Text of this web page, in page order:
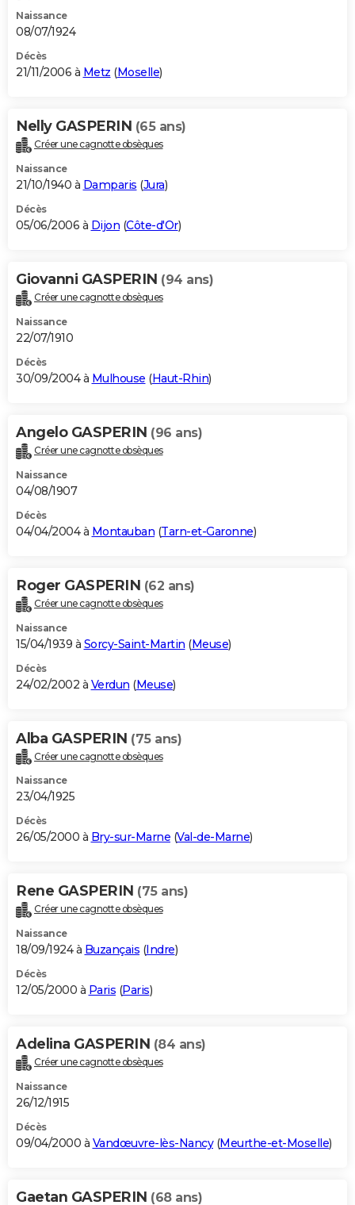
Naissance
08/07/1924
Décès
21/11/2006 à Metz (Moselle)
Nelly GASPERIN (65 ans)
Créer une cagnotte obsèques
Naissance
21/10/1940 à Damparis (Jura)
Décès
05/06/2006 à Dijon (Côte-d'Or)
Giovanni GASPERIN (94 ans)
Créer une cagnotte obsèques
Naissance
22/07/1910
Décès
30/09/2004 à Mulhouse (Haut-Rhin)
Angelo GASPERIN (96 ans)
Créer une cagnotte obsèques
Naissance
04/08/1907
Décès
04/04/2004 à Montauban (Tarn-et-Garonne)
Roger GASPERIN (62 ans)
Créer une cagnotte obsèques
Naissance
15/04/1939 à Sorcy-Saint-Martin (Meuse)
Décès
24/02/2002 à Verdun (Meuse)
Alba GASPERIN (75 ans)
Créer une cagnotte obsèques
Naissance
23/04/1925
Décès
26/05/2000 à Bry-sur-Marne (Val-de-Marne)
Rene GASPERIN (75 ans)
Créer une cagnotte obsèques
Naissance
18/09/1924 à Buzançais (Indre)
Décès
12/05/2000 à Paris (Paris)
Adelina GASPERIN (84 ans)
Créer une cagnotte obsèques
Naissance
26/12/1915
Décès
09/04/2000 à Vandœuvre-lès-Nancy(Meurthe-et-Moselle)
Gaetan GASPERIN (68 ans)